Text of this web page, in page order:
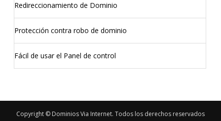
Redireccionamiento de Dominio
Protección contra robo de dominio
Fácil de usar el Panel de control
Copyright © Dominios Via Internet. Todos los derechos reservados